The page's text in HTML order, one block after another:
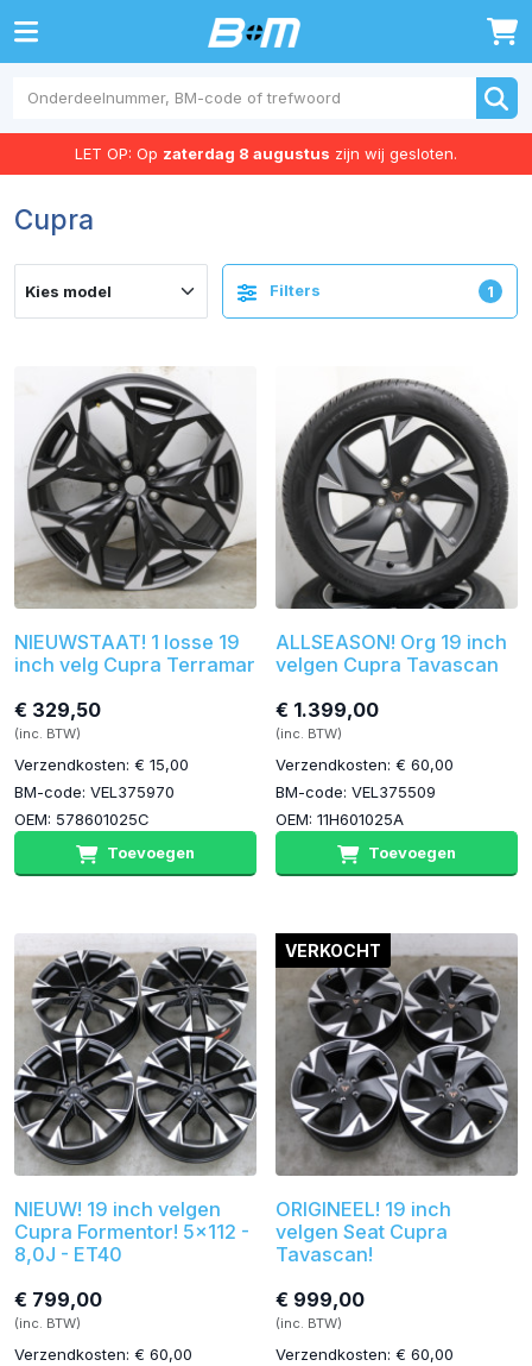
0
LET OP: Op zaterdag 8 augustus zijn wij gesloten.
Cupra
Filters 1
NIEUWSTAAT! 1 losse 19
inch velg Cupra Terramar
€ 329,50
(inc. BTW)
Verzendkosten: € 15,00
BM-code: VEL375970
OEM: 578601025C
Toevoegen
ALLSEASON! Org 19 inch
velgen Cupra Tavascan
€ 1.399,00
(inc. BTW)
Verzendkosten: € 60,00
BM-code: VEL375509
OEM: 11H601025A
Toevoegen
NIEUW! 19 inch velgen
Cupra Formentor! 5x112 -
8,0J - ET40
€ 799,00
(inc. BTW)
Verzendkosten: € 60,00
VERKOCHT
ORIGINEEL! 19 inch
velgen Seat Cupra
Tavascan!
€ 999,00
(inc. BTW)
Verzendkosten: € 60,00